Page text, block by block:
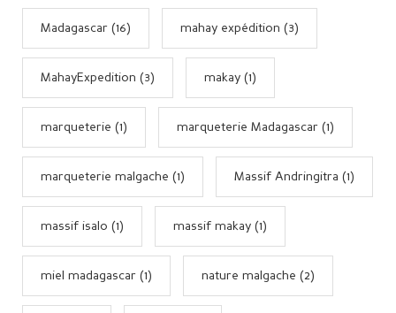
Madagascar (16) mahay expédition (3)
MahayExpedition (3) makay (1)
marqueterie (1) marqueterie Madagascar (1)
marqueterie malgache (1) Massif Andringitra (1)
massif isalo (1) massif makay (1)
miel madagascar (1) nature malgache (2)